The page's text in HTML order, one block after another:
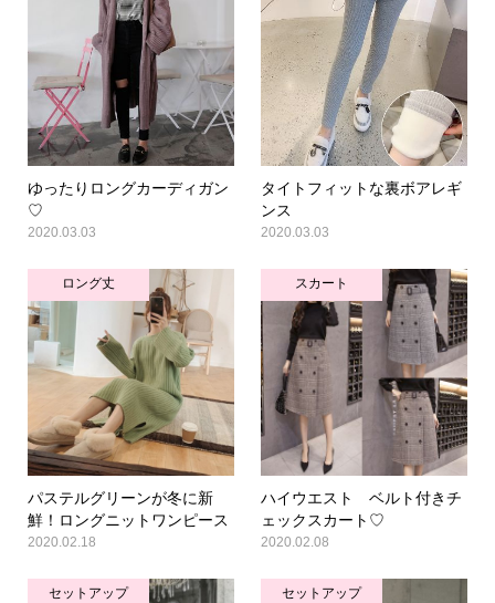
ゆったりロングカーディガン
♡
2020.03.03
タイトフィットな裏ボアレギ
ンス
2020.03.03
ロング丈
パステルグリーンが冬に新
鮮！ロングニットワンピース
2020.02.18
スカート
ハイウエスト ベルト付きチ
ェックスカート♡
2020.02.08
セットアップ セットアップ